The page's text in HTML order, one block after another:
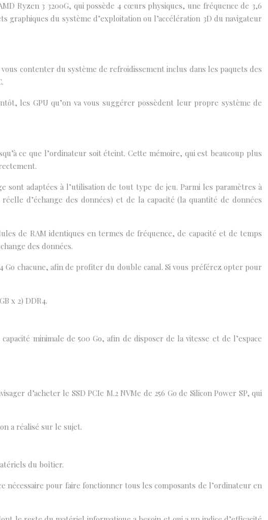
Ryzen 3 3200G, qui possède 4 cœurs physiques, une fréquence de 3,6
graphiques du système d’exploitation ou l’accélération 3D du navigateur
contenter du système de refroidissement inclus dans les paquets des
les GPU qu’on va vous suggérer possèdent leur propre système de
ce que l’ordinateur soit éteint. Cette mémoire, qui est beaucoup plus
sont adaptées à l’utilisation de tout type de jeu. Parmi les paramètres à
d’échange des données) et de la capacité (la quantité de données
de RAM identiques en termes de fréquence, de capacité et de temps
des données.
chacune, afin de profiter du double canal. Si vous préférez opter pour
x 2) DDR4.
minimale de 500 Go, afin de disposer de la vitesse et de l’espace
d’acheter le SSD PCIe M.2 NVMe de 256 Go de Silicon Power SP, qui
a réalisé sur le sujet.
du boîtier.
pour faire fonctionner tous les composants de l’ordinateur en